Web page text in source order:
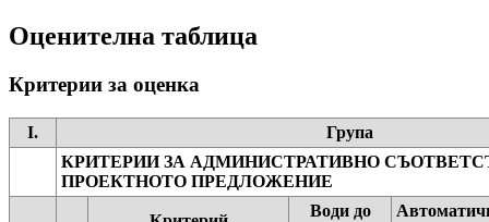
Оценителна таблица
Критерии за оценка
I.
Група
КРИТЕРИИ ЗА АДМИНИСТРАТИВНО
ПРОЕКТНОТО ПРЕДЛОЖЕНИЕ
Води до